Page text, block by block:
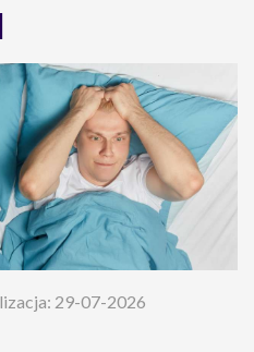
29-07-2026